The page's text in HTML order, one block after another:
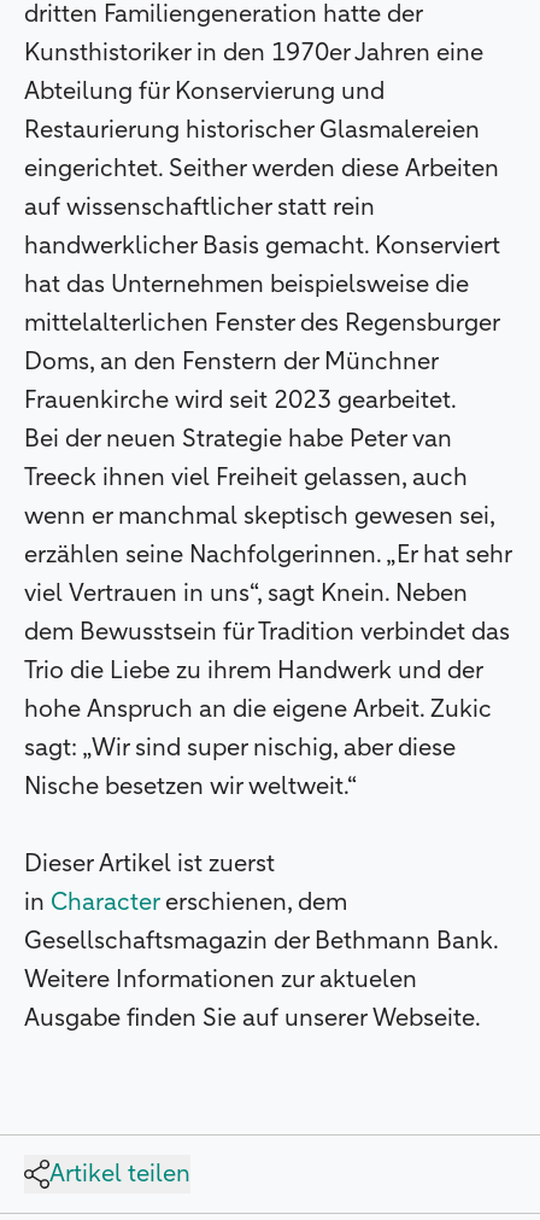
dritten Familiengeneration hatte der
Kunsthistoriker in den 1970er Jahren eine
Abteilung für Konservierung und
Restaurierung historischer Glasmalereien
eingerichtet. Seither werden diese Arbeiten
auf wissenschaftlicher statt rein
handwerklicher Basis gemacht. Konserviert
hat das Unternehmen beispielsweise die
mittelalterlichen Fenster des Regensburger
Doms, an den Fenstern der Münchner
Frauenkirche wird seit 2023 gearbeitet.
Bei der neuen Strategie habe Peter van
Treeck ihnen viel Freiheit gelassen, auch
wenn er manchmal skeptisch gewesen sei,
erzählen seine Nachfolgerinnen. „Er hat sehr
viel Vertrauen in uns“, sagt Knein. Neben
dem Bewusstsein für Tradition verbindet das
Trio die Liebe zu ihrem Handwerk und der
hohe Anspruch an die eigene Arbeit. Zukic
sagt: „Wir sind super nischig, aber diese
Nische besetzen wir weltweit.“
Dieser Artikel ist zuerst
in Charactererschienen, dem
Gesellschaftsmagazin der Bethmann Bank.
Weitere Informationen zur aktuelen
Ausgabe finden Sie auf unserer Webseite.
Artikel teilen